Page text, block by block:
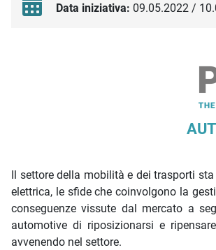
Data iniziativa: 09.05.2022 /
Descrizione iniziativa
Il settore della mobilità e dei trasporti
elettrica, le sfide che coinvolgono la
conseguenze vissute dal mercato a
automotive di riposizionarsi e
avvenendo nel settore.